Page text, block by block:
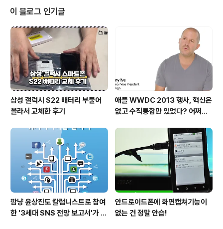
이 블로그 인기글
삼성 갤럭시 S22 배터리 부풀어
올라서 교체한 후기
애플 WWDC 2013 행사, 혁신은
없고 수직통합만 있었다? 어쩌면
깜냥 윤상진도 칼럼니스트로 참여
한 '3세대 SNS 전망 보고서'가 발
안드로이드폰에 화면캡쳐기능이
없는 건 정말 안습!